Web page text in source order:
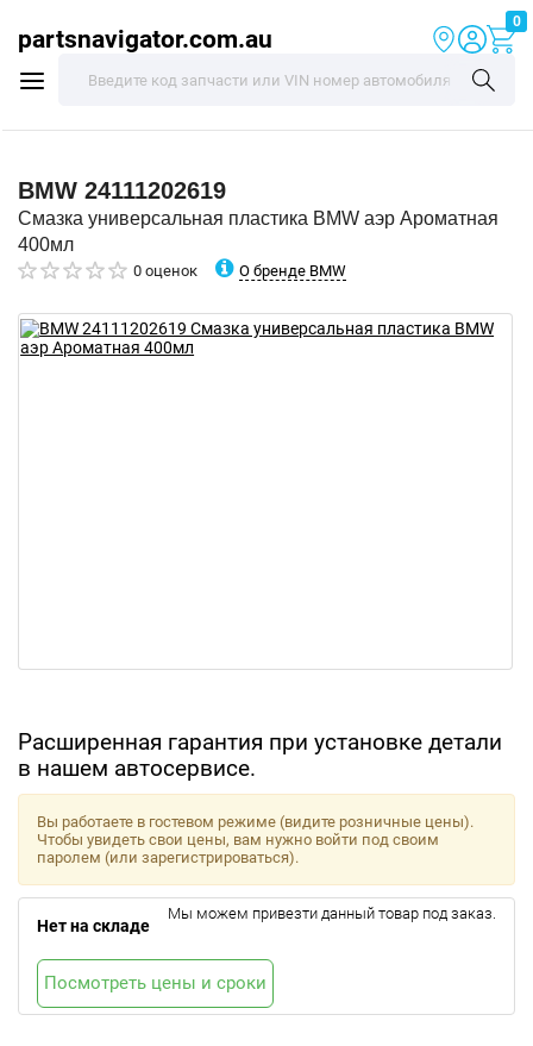
partsnavigator.com.au
0
BMW 24111202619
Смазка универсальная пластика BMW аэр Ароматная
400мл
0 оценок О бренде BMW
Расширенная гарантия при установке детали
в нашем автосервисе.
Вы работаете в гостевом режиме (видите розничные цены).
Чтобы увидеть свои цены, вам нужно войти под своим
паролем (или зарегистрироваться).
Нет на складе
Мы можем привезти данный товар под заказ.
Посмотреть цены и сроки